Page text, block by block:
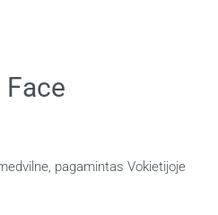
Face
pagamintas Vokietijoje